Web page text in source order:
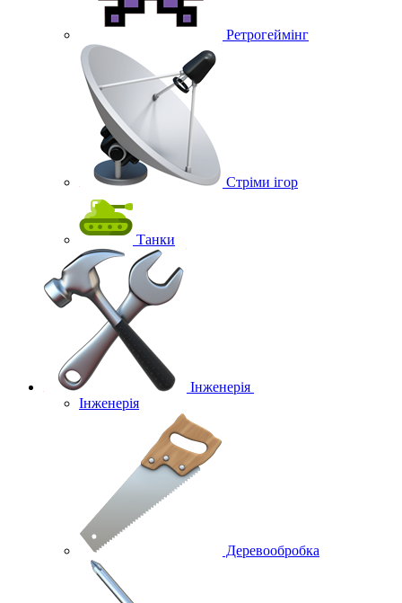
Ретрогеймінг
Стріми ігор
Танки
Інженерія
Інженерія
Деревообробка